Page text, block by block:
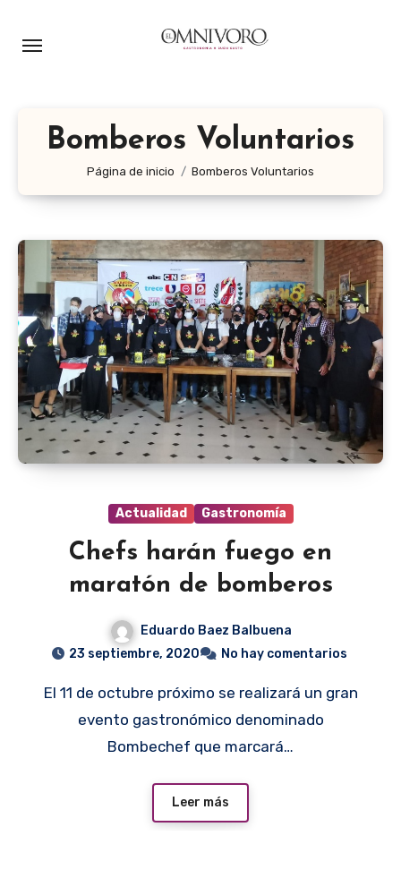
Bomberos Voluntarios
Página de inicio Bomberos Voluntarios
Actualidad Gastronomía
Chefs harán fuego en
maratón de bomberos
Eduardo Baez Balbuena
23 septiembre, 2020
No hay comentarios
El 11 de octubre próximo se realizará un gran
evento gastronómico denominado
Bombechef que marcará…
Leer más